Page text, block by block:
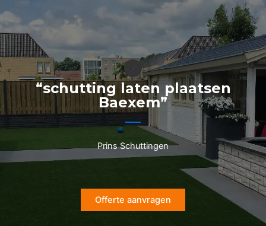
naar
de
inhoud
“schutting laten plaatsen
Baexem”
Prins Schuttingen
Offerte aanvragen